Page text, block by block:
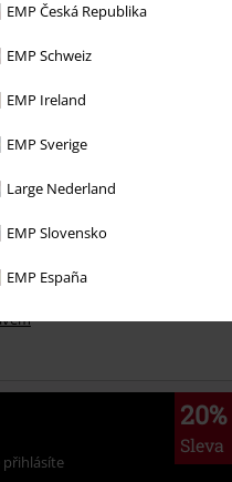
EMP Česká Republika
EMP Schweiz
EMP Ireland
EMP Sverige
Large Nederland
EMP Slovensko
EMP España